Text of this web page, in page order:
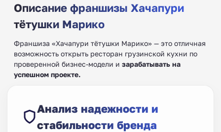
Описание франшизы Хачапури
тётушки Марико
Франшиза «Хачапури тётушки Марико» — это отличная
возможность открыть ресторан грузинской кухни по
проверенной бизнес-модели и зарабатывать на
успешном проекте.
Анализ надежности и
стабильности бренда